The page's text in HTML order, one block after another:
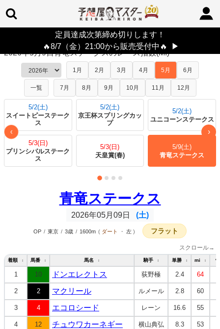
定員達成次第締め切りします！
🔥8/7（金）21:00から販売受付中🔥
▶
> 2026年5月9日青竜ステークス
2026年5月9日青竜ステークスのレース指数(MI)
1月 2月 3月 4月 5月 6月
一覧 7月 8月 9月 10月 11月 12月
‹
5/2(土)
スイートピーステーク
ス
5/2(土)
京王杯スプリングカッ
プ
5/2(土)
ユニコーンステークス
5/3(日)
プリンシパルステーク
ス
5/3(日)
天皇賞(春)
5/9(土)
青竜ステークス
›
青竜ステークス
2026年05月09日 (土)
OP / 東京 / 3歳 / 1600m ( ダート ・ 左 ) フラット
スクロール→
着順 ↕ 馬番 ↕ 馬名 ↕ 騎手 ↕ 単勝 ↕ mi ↕
1 10 ドンエレクトス 荻野極 2.4 64
2 2 マクリール ルメール 2.8 60
3 4 エコロシード レーン 16.6 55
4 12 チュウワカーネギー 横山典弘 8.3 53